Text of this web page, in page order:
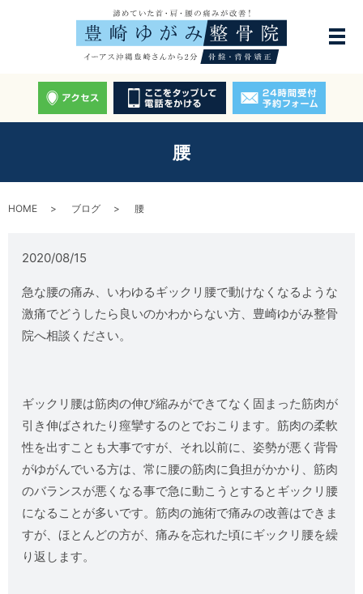
腰
HOME ブログ 腰
2020/08/15
急な腰の痛み、いわゆるギックリ腰で動けなくなるような
激痛でどうしたら良いのかわからない方、豊崎ゆがみ整骨
院へ相談ください。
ギックリ腰は筋肉の伸び縮みができてなく固まった筋肉が
引き伸ばされたり痙攣するのとでおこります。筋肉の柔軟
性を出すことも大事ですが、それ以前に、姿勢が悪く背骨
がゆがんでいる方は、常に腰の筋肉に負担がかかり、筋肉
のバランスが悪くなる事で急に動こうとするとギックリ腰
になることが多いです。筋肉の施術で痛みの改善はできま
すが、ほとんどの方が、痛みを忘れた頃にギックリ腰を繰
り返します。